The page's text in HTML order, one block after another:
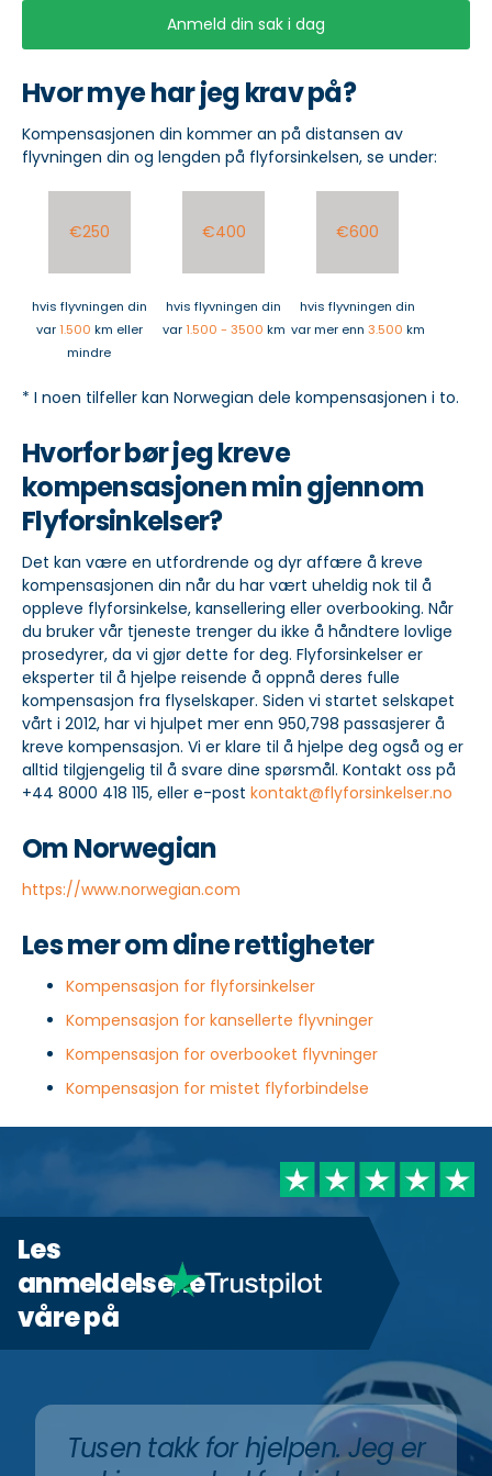
Anmeld din sak i dag
Hvor mye har jeg krav på?
Kompensasjonen din kommer an på distansen av
flyvningen din og lengden på flyforsinkelsen, se under:
€250
hvis flyvningen din
var1.500 km eller
mindre
€400
hvis flyvningen din
var1.500 - 3500 km
€600
hvis flyvningen din
var mer enn 3.500 km
* I noen tilfeller kan Norwegian dele kompensasjonen i to.
Hvorfor bør jeg kreve
kompensasjonen min gjennom
Flyforsinkelser?
Det kan være en utfordrende og dyr affære å kreve
kompensasjonen din når du har vært uheldig nok til å
oppleve flyforsinkelse, kansellering eller overbooking. Når
du bruker vår tjeneste trenger du ikke å håndtere lovlige
prosedyrer, da vi gjør dette for deg. Flyforsinkelser er
eksperter til å hjelpe reisende å oppnå deres fulle
kompensasjon fra flyselskaper. Siden vi startet selskapet
vårt i 2012, har vi hjulpet mer enn 950,798 passasjerer å
kreve kompensasjon. Vi er klare til å hjelpe deg også og er
alltid tilgjengelig til å svare dine spørsmål. Kontakt oss på
+44 8000 418 115, eller e-post kontakt@flyforsinkelser.no
Om Norwegian
https://www.norwegian.com
Les mer om dine rettigheter
Kompensasjon for flyforsinkelser
Kompensasjon for kansellerte flyvninger
Kompensasjon for overbooket flyvninger
Kompensasjon for mistet flyforbindelse
Les
anmeldelsene
våre på
Tusen takk for hjelpen. Jeg er